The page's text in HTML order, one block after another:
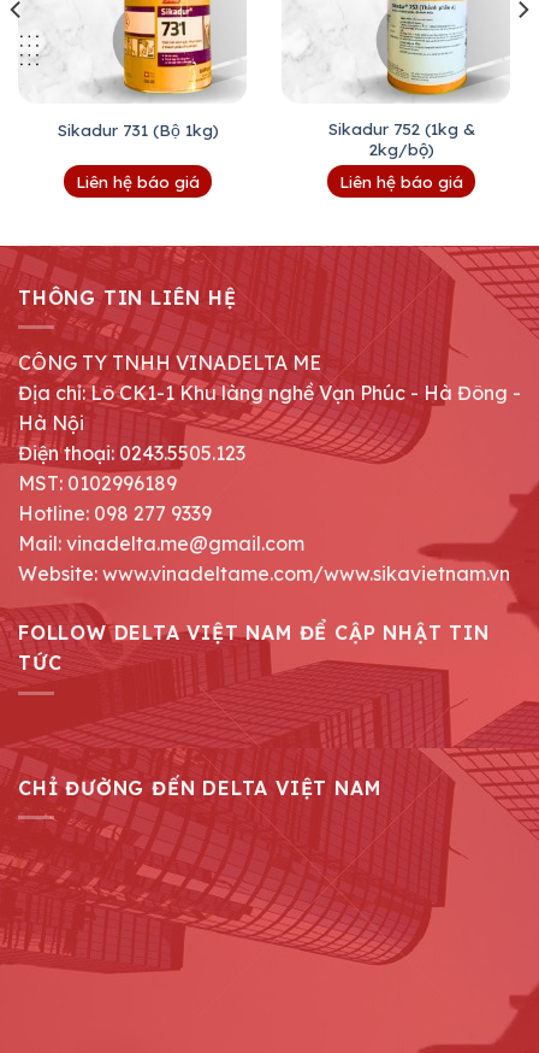
Sikadur 731 (Bộ 1kg)
Liên hệ báo giá
Sikadur 752 (1kg &
2kg/bộ)
Liên hệ báo giá
THÔNG TIN LIÊN HỆ
CÔNG TY TNHH VINADELTA ME
Địa chỉ: Lô CK1-1 Khu làng nghề Vạn Phúc - Hà Đông -
Hà Nội
Điện thoại: 0243.5505.123
MST: 0102996189
Hotline: 098 277 9339
Mail: vinadelta.me@gmail.com
Website: www.vinadeltame.com/www.sikavietnam.vn
FOLLOW DELTA VIỆT NAM ĐỂ CẬP NHẬT TIN
TỨC
CHỈ ĐƯỜNG ĐẾN DELTA VIỆT NAM